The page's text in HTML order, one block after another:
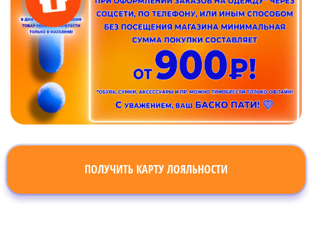
ПОЛУЧИТЬ КАРТУ ЛОЯЛЬНОСТИ